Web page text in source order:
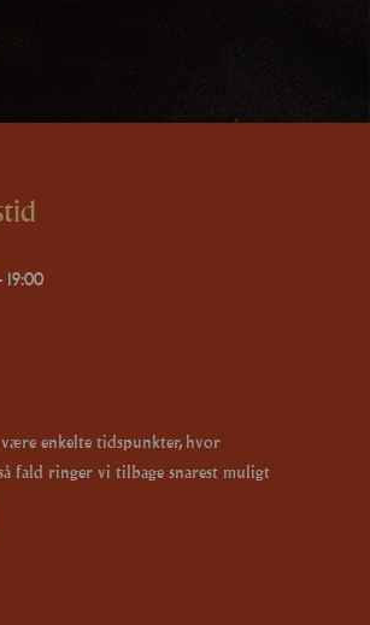
enkelte tidspunkter, hvor
fald ringer vi tilbage snarest muligt